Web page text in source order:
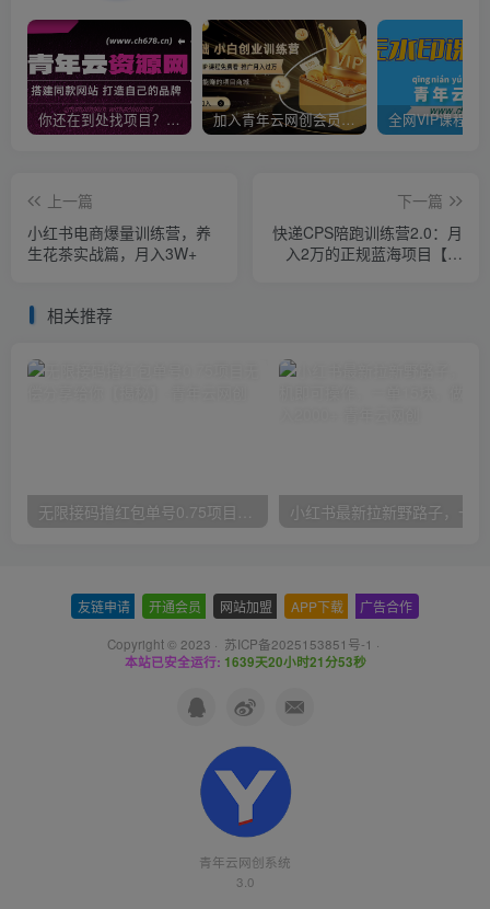
你还在到处找项目？还在当韭菜？我靠卖项目一个月收入5万+，曾经我也是个失败者。 加入青年云网创会员，全站资源免费学习。加入高级合伙人，推广日入1000+
上一篇
小红书电商爆量训练营，养
生花茶实战篇，月入3W+
下一篇
快递CPS陪跑训练营2.0：月
入2万的正规蓝海项目【揭
相关推荐
无限接码撸红包单号0.75项目无偿分享给你【揭秘】
友链申请 开通会员 网站加盟 APP下载 广告合作
Copyright © 2023 · 苏ICP备2025153851号-1 ·
本站已安全运行: 1639天20小时21分54秒
青年云网创系统
3.0